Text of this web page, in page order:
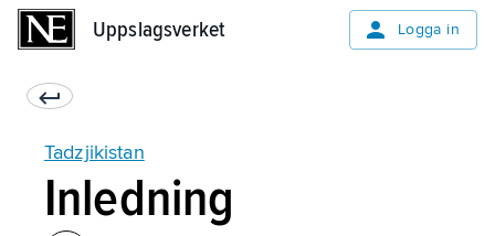
Uppslagsverket Logga in
Tadzjikistan
Inledning